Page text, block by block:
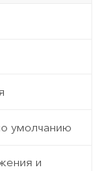
умолчанию
и